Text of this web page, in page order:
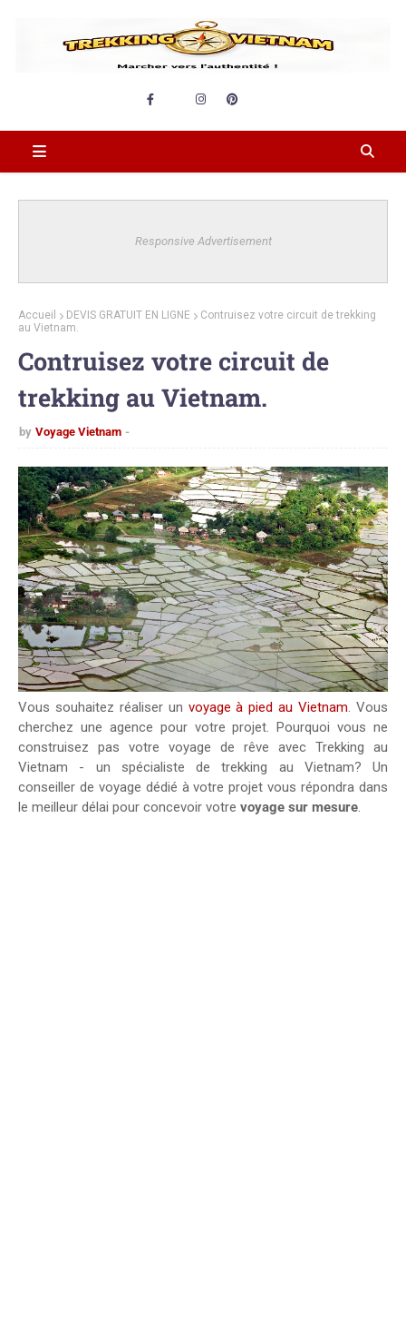
Responsive Advertisement
Accueil DEVIS GRATUIT EN LIGNE
Contruisez votre circuit de trekking
au Vietnam.
Contruisez votre circuit de
trekking au Vietnam.
by Voyage Vietnam
Vous souhaitez réaliser un voyage à pied au Vietnam. Vous
cherchez une agence pour votre projet. Pourquoi vous ne
construisez pas votre voyage de rêve avec Trekking au
Vietnam - un spécialiste de trekking au Vietnam? Un
conseiller de voyage dédié à votre projet vous répondra dans
le meilleur délai pour concevoir votre voyage sur mesure.